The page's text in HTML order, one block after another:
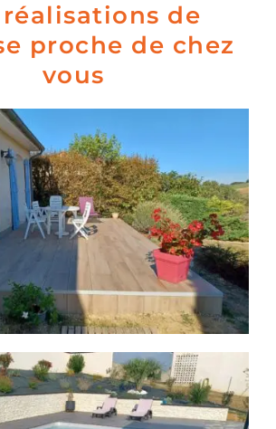
réalisations de
proche de chez
vous